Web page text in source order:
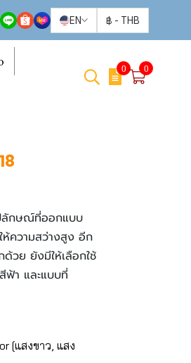
EN ฿ - THB
0 0
ลักษณ์ที่ออกแบบ
ความสว่างสูง อีก
วย ยังมีให้เลือกใช้
า และแบบที่
[แสงขาว, แสง